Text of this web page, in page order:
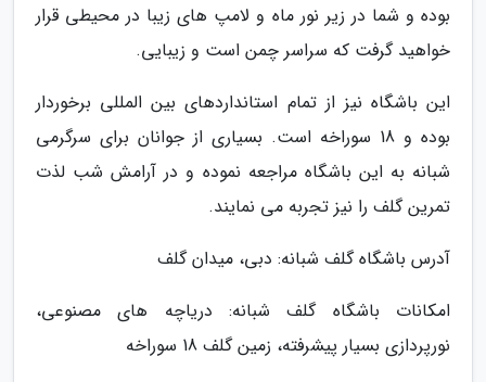
بوده و شما در زیر نور ماه و لامپ های زیبا در محیطی قرار
خواهید گرفت که سراسر چمن است و زیبایی.
این باشگاه نیز از تمام استانداردهای بین المللی برخوردار
بوده و 18 سوراخه است. بسیاری از جوانان برای سرگرمی
شبانه به این باشگاه مراجعه نموده و در آرامش شب لذت
تمرین گلف را نیز تجربه می نمایند.
آدرس باشگاه گلف شبانه: دبی، میدان گلف
امکانات باشگاه گلف شبانه: دریاچه های مصنوعی،
نورپردازی بسیار پیشرفته، زمین گلف 18 سوراخه